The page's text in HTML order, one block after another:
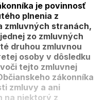
je povinnosť
plnenia z
zmluvných stranách,
zo zmluvných
druhou zmluvnou
osoby v dôsledku
tejto zmluvnej
zákonníka
zmluvy a ani
na niektorý z